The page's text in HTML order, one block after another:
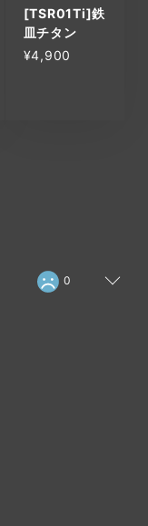
[TSR01Ti]鉄
皿チタン
¥4,900
0